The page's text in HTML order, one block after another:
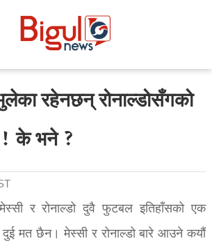
रहेनछन् रोनाल्डोसँगको
! के भने ?
र रोनाल्डो दुवै फुटबल इतिहाँसको एक
दुई मत छैन। मेस्सी र रोनाल्डो बारे आउने कयौं